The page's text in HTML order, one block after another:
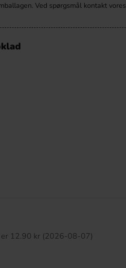
Ved spørgsmål kontakt vores
er 12.90 kr (2026-08-07)